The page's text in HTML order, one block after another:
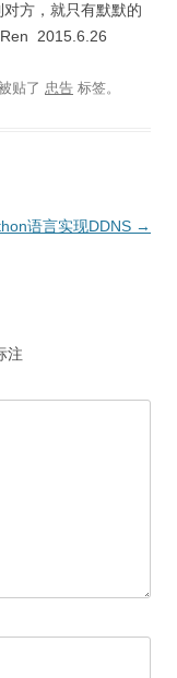
方，就只有默默的
2015.6.26
贴了 忠告 标签。
语言实现DDNS →
注